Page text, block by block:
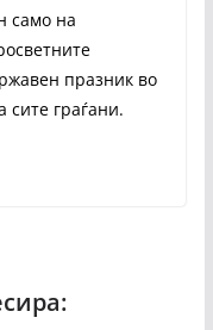
само на
празник во
сите граѓани.